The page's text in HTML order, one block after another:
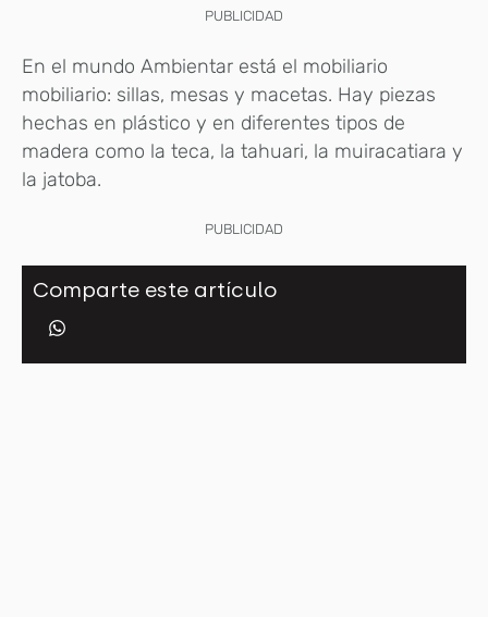
PUBLICIDAD
En el mundo Ambientar está el mobiliario
mobiliario: sillas, mesas y macetas. Hay piezas
hechas en plástico y en diferentes tipos de
madera como la teca, la tahuari, la muiracatiara y
la jatoba.
PUBLICIDAD
Comparte este artículo